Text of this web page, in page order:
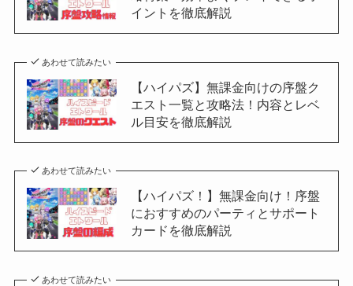
イントを徹底解説
あわせて読みたい
【ハイパズ】無課金向けの序盤ク
エスト一覧と攻略法！内容とレベ
ル目安を徹底解説
あわせて読みたい
【ハイパズ！】無課金向け！序盤
におすすめのパーティとサポート
カードを徹底解説
あわせて読みたい